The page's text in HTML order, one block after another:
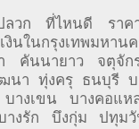
ลวก ที่ไหนดี ราค
นในกรุงเทพมหาน
า คันนายาว จตุจั
นา ทุ่งครุ ธนบุรี บ
างเขน บางคอแ
งรัก บึงกุ่ม ปทุมวั